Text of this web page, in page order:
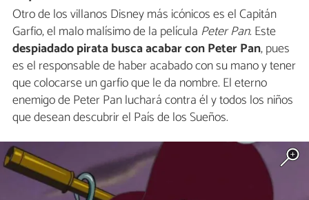
Otro de los villanos Disney más icónicos es el Capitán
Garfio, el malo malísimo de la película Peter Pan. Este
despiadado pirata busca acabar con Peter Pan, pues
es el responsable de haber acabado con su mano y tener
que colocarse un garfio que le da nombre. El eterno
enemigo de Peter Pan luchará contra él y todos los niños
que desean descubrir el País de los Sueños.